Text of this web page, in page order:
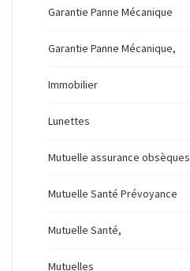
Garantie Panne Mécanique
Garantie Panne Mécanique,
Immobilier
Lunettes
Mutuelle assurance obsèques
Mutuelle Santé Prévoyance
Mutuelle Santé,
Mutuelles